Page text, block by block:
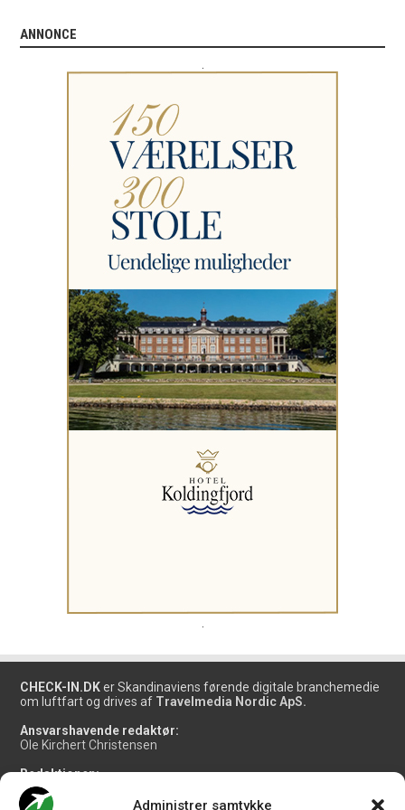
Administrer samtykke
ANNONCE
CHECK-IN.DK er Skandinaviens førende digitale branchemedie
om luftfart og drives af Travelmedia Nordic ApS.
Ansvarshavende redaktør:
Ole Kirchert Christensen
Redaktionen:
Christian Granhøj Skouboe
Henrik Baumgarten